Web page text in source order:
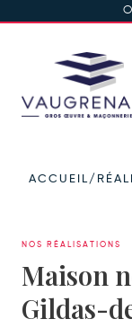
ACCUEIL/
NOS RÉALISATIONS
Maison
Gildas-